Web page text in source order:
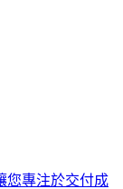
您專注於交付成